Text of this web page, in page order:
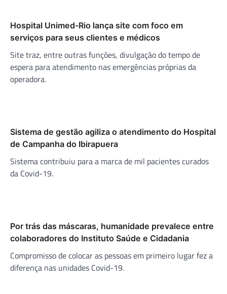
Hospital Unimed-Rio lança site com foco em
serviços para seus clientes e médicos
Site traz, entre outras funções, divulgação do tempo de
espera para atendimento nas emergências próprias da
operadora.
Sistema de gestão agiliza o atendimento do Hospital
de Campanha do Ibirapuera
Sistema contribuiu para a marca de mil pacientes curados
da Covid-19.
Por trás das máscaras, humanidade prevalece entre
colaboradores do Instituto Saúde e Cidadania
Compromisso de colocar as pessoas em primeiro lugar fez a
diferença nas unidades Covid-19.